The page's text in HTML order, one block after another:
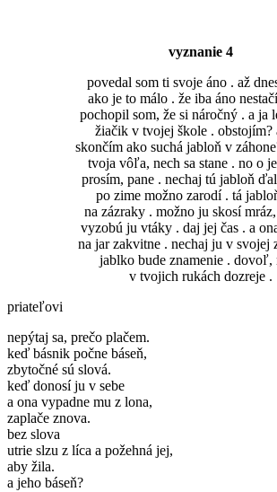
vyznanie 4
povedal som ti svoje áno . až
ako je to málo . že iba áno
pochopil som, že si náročný . a ja
žiačik v tvojej škole . obstojím?
skončím ako suchá jabloň v
tvoja vôľa, nech sa stane . no o
prosím, pane . nechaj tú jabloň
po zime možno zarodí . tá
na zázraky . možno ju skosí
vyzobú ju vtáky . daj jej čas . a
na jar zakvitne . nechaj ju v svojej
jablko bude znamenie . dovoľ,
v tvojich rukách dozreje .
priateľovi
nepýtaj sa, prečo plačem.
keď básnik počne báseň,
zbytočné sú slová.
keď donosí ju v sebe
a ona vypadne mu z lona,
zaplače znova.
bez slova
utrie slzu z líca a požehná jej,
aby žila.
a jeho báseň?